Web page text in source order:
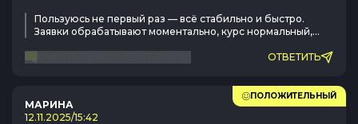
Пользуюсь не первый раз — всё стабильно и быстро.
Заявки обрабатывают моментально, курс нормальный,
ОТВЕТИТЬ
ПОЛОЖИТЕЛЬНЫЙ
МАРИНА
12.11.2025/15:42